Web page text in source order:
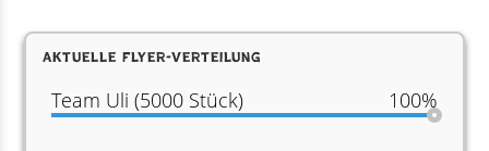
Aktuelle Flyer-Verteilung
Team Uli (5000 Stück) 100%